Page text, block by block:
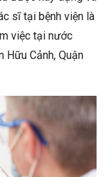
sĩ tại bệnh viện là
việc tại nước
Hữu Cảnh, Quận